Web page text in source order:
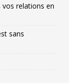
vos relations en
sans